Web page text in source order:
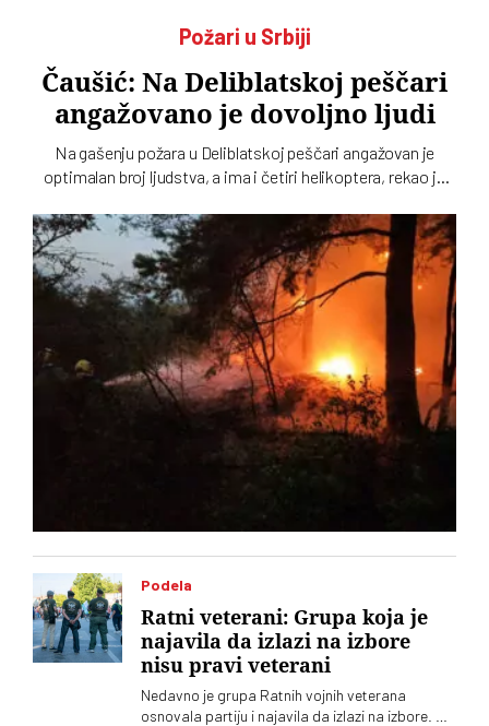
Požari u Srbiji
Čaušić: Na Deliblatskoj peščari
angažovano je dovoljno ljudi
Na gašenju požara u Deliblatskoj peščari angažovan je
optimalan broj ljudstva, a ima i četiri helikoptera, rekao je
poslova. Požarom je zahvaćeno oko hiljadu i po i više
hektara šume i niskog rastinja
Podela
Ratni veterani: Grupa koja je
najavila da izlazi na izbore
nisu pravi veterani
Nedavno je grupa Ratnih vojnih veterana
osnovala partiju i najavila da izlazi na izbore. Oni